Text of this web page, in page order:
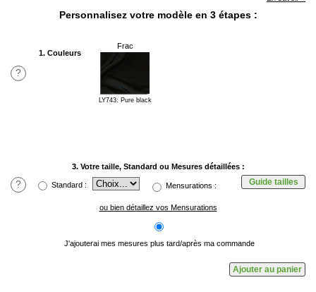
Personnalisez votre modèle en 3 étapes :
1. Couleurs
?
Frac
LY743: Pure black
?
3. Votre taille, Standard ou Mesures détaillées :
Guide tailles
Standard : Mensurations :
ou bien détaillez vos Mensurations
J'ajouterai mes mesures plus tard/après ma commande